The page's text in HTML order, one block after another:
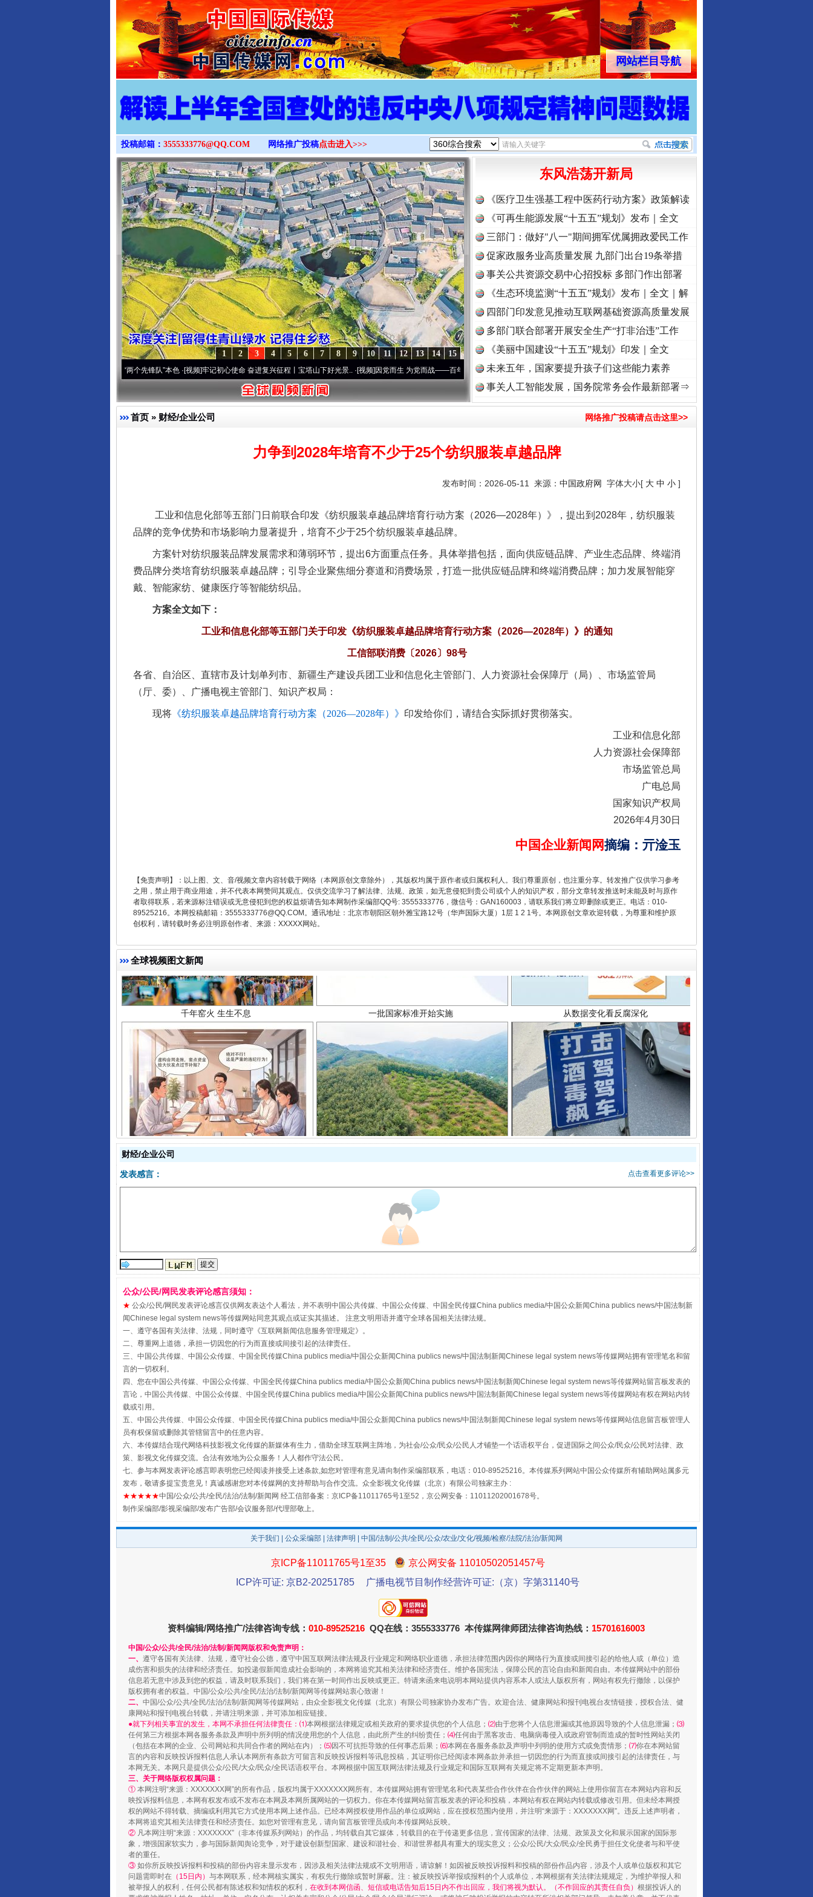
>
网站栏目导航
投稿邮箱： 3555333776@QQ.COM 网络推广投稿点击进入>>>
15
14
13
12
11
10
9
8
7
6
5
4
3
2
1
永葆“两个先锋队”本色·[视频]牢记初心使命 奋进复兴征程丨宝塔山下好光景..·[视频]因党而生 为党而战——百年“纪”事⑧加强纪律..·[视频]牢记初心使命 奋进复兴征程丨“转折之城”激荡..·[视频]
东风浩荡开新局
《医疗卫生强基工程中医药行动方案》政策解读
《可再生能源发展“十五五”规划》发布｜全文
三部门：做好"八一"期间拥军优属拥政爱民工作
促家政服务业高质量发展 九部门出台19条举措
事关公共资源交易中心招投标 多部门作出部署
《生态环境监测“十五五”规划》发布｜全文｜解
读
四部门印发意见推动互联网基础资源高质量发展
多部门联合部署开展安全生产“打非治违”工作
《美丽中国建设“十五五”规划》印发｜全文
未来五年，国家要提升孩子们这些能力素养
事关人工智能发展，国务院常务会作最新部署⇒
首页 » 财经/企业公司 网络推广投稿请点击这里>>
力争到2028年培育不少于25个纺织服装卓越品牌
发布时间：2026-05-11 来源： 中国政府网 字体大小[ 大 中 小 ]
工业和信息化部等五部门日前联合印发《纺织服装卓越品牌培育行动方案（2026—2028年）》，提出到2028年，纺织服装
品牌的竞争优势和市场影响力显著提升，培育不少于25个纺织服装卓越品牌。
方案针对纺织服装品牌发展需求和薄弱环节，提出6方面重点任务。具体举措包括，面向供应链品牌、产业生态品牌、终端消
费品牌分类培育纺织服装卓越品牌；引导企业聚焦细分赛道和消费场景，打造一批供应链品牌和终端消费品牌；加力发展智能穿
戴、智能家纺、健康医疗等智能纺织品。
方案全文如下：
工业和信息化部等五部门关于印发《纺织服装卓越品牌培育行动方案（2026—2028年）》的通知
工信部联消费〔2026〕98号
各省、自治区、直辖市及计划单列市、新疆生产建设兵团工业和信息化主管部门、人力资源社会保障厅（局）、市场监管局
（厅、委）、广播电视主管部门、知识产权局：
现将 《纺织服装卓越品牌培育行动方案（2026—2028年）》 印发给你们，请结合实际抓好贯彻落实。
工业和信息化部
人力资源社会保障部
市场监管总局
广电总局
国家知识产权局
2026年4月30日
中国企业新闻网摘编 ： 亓淦玉
【免责声明】：以上图、文、音/视频文章内容转载于网络（本网原创文章除外），其版权均属于原作者或归属权利人。我们尊重原创，也注重分享。转发推广仅供学习参考
之用，禁止用于商业用途，并不代表本网赞同其观点。仅供交流学习了解法律、法规、政策，如无意侵犯到贵公司或个人的知识产权，部分文章转发推送时未能及时与原作
者取得联系，若来源标注错误或无意侵犯到您的权益烦请告知本网制作采编部QQ号: 3555333776，微信号：GAN160003，请联系我们将立即删除或更正。电话：010-
89525216。本网投稿邮箱：3555333776@QQ.COM。通讯地址：北京市朝阳区朝外雅宝路12号（华声国际大厦）1层 1 2 1号。本网原创文章欢迎转载，为尊重和维护原
创权利，请转载时务必注明原创作者、来源：XXXXX网站。
全球视频图文新闻
完善运行机制助力责任有效落实 一纸欠条伤亲情 巡回调解促和解.. 行业协会接连发公告
让核能赋能千行百业
千年窑火 生生不息
揭开“小金库”的免责幌子 以产业富民促振兴 酒驾未被当场查获能处罚吗
受贿1.44亿！段成刚被判无期 从幼儿园到大学，有这些资助 “后车司机肯定在骂我”
全民健身五年计划来了！等你上场
国家大学科技园优化重塑工作 镜头丨大暑三秋近 山西：不断增强治理腐败综合效能
财经/企业公司
点击查看更多评论>>
发表感言：
公众/公民/网民发表评论感言须知：
★ 公众/公民/网民发表评论感言仅供网友表达个人看法，并不表明中国公共传媒、中国公众传媒、中国全民传媒China publics media/中国公众新闻China publics news/中国法制新
闻Chinese legal system news等传媒网站同意其观点或证实其描述。 注意文明用语并遵守全球各国相关法律法规。
一、遵守各国有关法律、法规，同时遵守《互联网新闻信息服务管理规定》。
二、尊重网上道德，承担一切因您的行为而直接或间接引起的法律责任。
三、中国公共传媒、中国公众传媒、中国全民传媒China publics media/中国公众新闻China publics news/中国法制新闻Chinese legal system news等传媒网站拥有管理笔名和留
言的一切权利。
四、您在中国公共传媒、中国公众传媒、中国全民传媒China publics media/中国公众新闻China publics news/中国法制新闻Chinese legal system news等传媒网站留言板发表的
言论，中国公共传媒、中国公众传媒、中国全民传媒China publics media/中国公众新闻China publics news/中国法制新闻Chinese legal system news等传媒网站有权在网站内转
载或引用。
五、中国公共传媒、中国公众传媒、中国全民传媒China publics media/中国公众新闻China publics news/中国法制新闻Chinese legal system news等传媒网站信息留言板管理人
员有权保留或删除其管辖留言中的任意内容。
六、本传媒结合现代网络科技影视文化传媒的新媒体有生力，借助全球互联网主阵地，为社会/公众/民众/公民人才铺垫一个话语权平台，促进国际之间公众/民众/公民对法律、政
策、影视文化传媒交流。合法有效地为公众服务！人人都作守法公民。
七、参与本网发表评论感言即表明您已经阅读并接受上述条款,如您对管理有意见请向制作采编部联系，电话：010-89525216。本传媒系列网站中国公众传媒所有辅助网站属多元
发布，敬请多提宝贵意见！真诚感谢您对本传媒网的支持帮助与合作交流。众全影视文化传媒（北京）有限公司独家主办 :
★★★★★中国/公众/公共/全民/法治/法制/新闻网 经工信部备案：京ICP备11011765号1至52，京公网安备：11011202001678号。
制作采编部/影视采编部/发布广告部/会议服务部/代理部敬上。
关于我们 公众采编部 法律声明 | 中国/法制/公共/全民/公众/农业/文化/视频/检察/法院/法治/新闻网
京ICP备11011765号1至35
京公网安备 11010502051457号
ICP许可证: 京B2-20251785
广播电视节目制作经营许可证:（京）字第31140号
资料编辑/网络推广/法律咨询专线： 010-89525216 QQ在线：3555333776 本传媒网律师团法律咨询热线： 15701616003
中国/公众/公共/全民/法治/法制/新闻网版权和免责声明：
一、 遵守各国有关法律、法规，遵守社会公德，遵守中国互联网法律法规及行业规定和网络职业道德，承担法律范围内因你的网络行为直接或间接引起的给他人或（单位）造
成伤害和损失的法律和经济责任。如投递假新闻造成社会影响的，本网将追究其相关法律和经济责任。维护各国宪法，保障公民的言论自由和新闻自由。本传媒网站中的部份
信息若无意中涉及到您的权益，请及时联系我们，我们将在第一时间作出反映或更正。特请来函来电说明本网站提供内容系本人或法人版权所有，网站有权先行撤除，以保护
版权拥有者的权益。中国/公众/公共/全民/法治/法制/新闻网等传媒网站衷心致谢！
二、 中国/公众/公共/全民/法治/法制/新闻网等传媒网站，由众全影视文化传媒（北京）有限公司独家协办发布广告。欢迎合法、健康网站和报刊电视台友情链接，授权合法、健
康网站和报刊电视台转载，并请注明来源，并可添加相应链接。
●就下列相关事宜的发生，本网不承担任何法律责任：⑴本网根据法律规定或相关政府的要求提供您的个人信息； ⑵由于您将个人信息泄漏或其他原因导致的个人信息泄漏； ⑶
任何第三方根据本网各服务条款及声明中所列明的情况使用您的个人信息，由此所产生的纠纷责任； ⑷任何由于黑客攻击、电脑病毒侵入或政府管制而造成的暂时性网站关闭
（包括在本网的企业、公司网站和共同合作者的网站在内）； ⑸因不可抗拒导致的任何事态后果； ⑹本网在各服务条款及声明中列明的使用方式或免责情形； ⑺你在本网站留
言的内容和反映投诉报料信息人承认本网所有条款方可留言和反映投诉报料等讯息投稿，其证明你已经阅读本网条款并承担一切因您的行为而直接或间接引起的法律责任，与
本网无关。本网只是提供公众/公民/大众/民众/全民话语权平台。本网根据中国互联网法律法规及行业规定和国际互联网有关规定将不定期更新本声明。
三、关于网络版权权属问题：
① 本网注明“来源：XXXXXXX网”的所有作品，版权均属于XXXXXXX网所有。本传媒网站拥有管理笔名和代表某些合作伙伴在合作伙伴的网站上使用你留言在本网站内容和反
映投诉报料信息，本网有权发布或不发布在本网及本网所属网站的一切权力。你在本传媒网站留言板发表的评论和投稿，本网站有权在网站内转载或修改引用。但未经本网授
权的网站不得转载、摘编或利用其它方式使用本网上述作品。已经本网授权使用作品的单位或网站，应在授权范围内使用，并注明“来源于：XXXXXXX网”。违反上述声明者，
本网将追究其相关法律责任和经济责任。如您对管理有意见，请向留言板管理员或向本传媒网站反映。
② 凡本网注明“来源：XXXXXXX”（非本传媒系列网站）的作品，均转载自其它媒体，转载目的在于传递更多信息，宣传国家的法律、法规、政策及文化和展示国家的国际形
象，增强国家软实力，参与国际新闻舆论竞争，对于建设创新型国家、建设和谐社会、和谐世界都具有重大的现实意义；公众/公民/大众/民众/全民勇于担任文化使者与和平使
者的重任。
③ 如你所反映投诉报料和投稿的部份内容未显示发布，因涉及相关法律法规或不文明用语，请谅解！如因被反映投诉报料和投稿的部份作品内容，涉及个人或单位版权和其它
问题需即时在 （15日内） 与本网联系，经本网核实属实，有权先行撤除或暂时屏蔽。注：被反映投诉举报或报料的个人或单位，本网根据有关法律法规规定，为维护举报人和
被举报人的权利，任何公民都有陈述权和知情权的权利， 在收到本网信函、短信或电话告知后15日内不作出回应，我们将视为默认。（不作回应的其责任自负） 根据投诉人的